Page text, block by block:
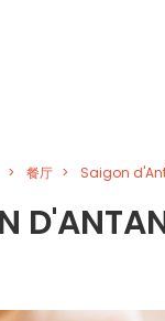
餐厅 Saigon